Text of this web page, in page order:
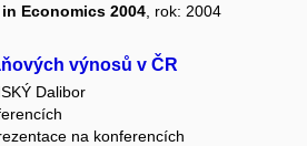
Economics 2004 , rok: 2004
výnosů v ČR
Dalibor
na konferencích